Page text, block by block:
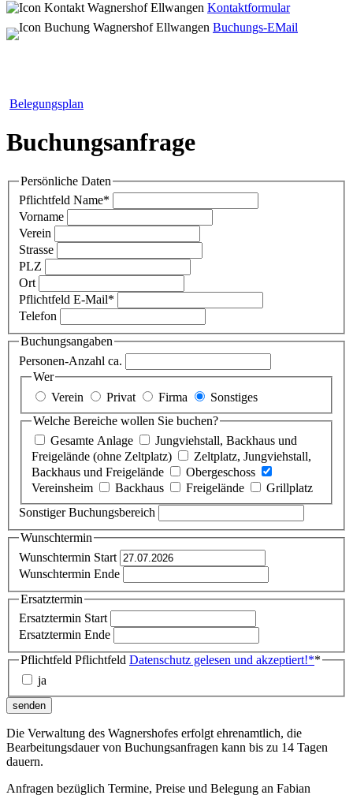
Kontaktformular
Buchungs-EMail
Belegungsplan
Buchungsanfrage
Persönliche Daten
Pflichtfeld Name*
Vorname
Verein
Strasse
PLZ
Ort
Pflichtfeld E-Mail*
Telefon
Buchungsangaben
Personen-Anzahl ca.
Wer
Verein
Privat Firma
Sonstiges
Welche Bereiche wollen Sie buchen?
Gesamte Anlage
Jungviehstall, Backhaus und
Freigelände (ohne Zeltplatz)
Zeltplatz, Jungviehstall,
Backhaus und Freigelände
Obergeschoss
Vereinsheim
Backhaus Freigelände
Grillplatz
Sonstiger Buchungsbereich
Wunschtermin
Wunschtermin Start
Wunschtermin Ende
Ersatztermin
Ersatztermin Start
Ersatztermin Ende
Pflichtfeld Pflichtfeld Datenschutz gelesen und akzeptiert!**
ja
senden
Die Verwaltung des Wagnershofes erfolgt ehrenamtlich, die
Bearbeitungsdauer von Buchungsanfragen kann bis zu 14 Tagen
dauern.
Anfragen bezüglich Termine, Preise und Belegung an Fabian